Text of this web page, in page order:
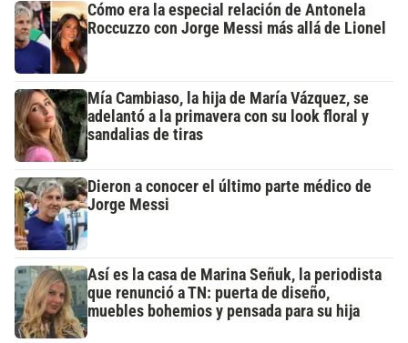
Cómo era la especial relación de Antonela
Roccuzzo con Jorge Messi más allá de Lionel
Mía Cambiaso, la hija de María Vázquez, se
adelantó a la primavera con su look floral y
sandalias de tiras
Dieron a conocer el último parte médico de
Jorge Messi
Así es la casa de Marina Señuk, la periodista
que renunció a TN: puerta de diseño,
muebles bohemios y pensada para su hija